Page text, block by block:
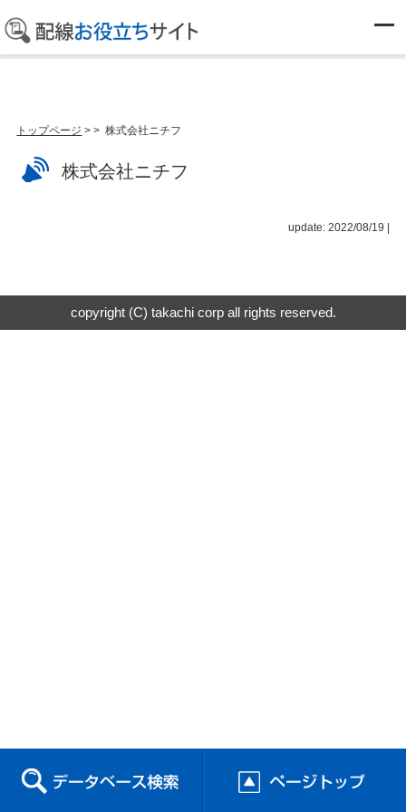
カテゴリーなし
トップページ >> 株式会社ニチフ
株式会社ニチフ
update: 2022/08/19
copyright (C) takachi corp all rights reserved.